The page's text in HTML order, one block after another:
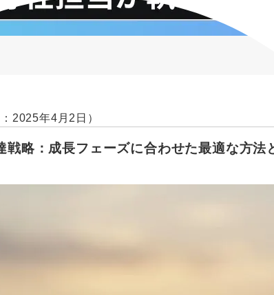
：2025年4月2日）
戦略：成長フェーズに合わせた最適な方法